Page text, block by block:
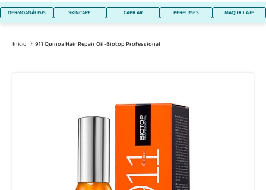
DERMOANÁLISIS SKINCARE CAPILAR PERFUMES MAQUILLAJE
Inicio 911 Quinoa Hair Repair Oil-Biotop Professional